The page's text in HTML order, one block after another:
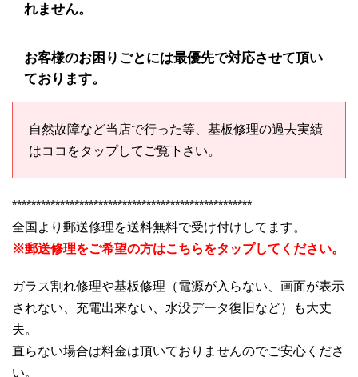
れません。
お客様のお困りごとには最優先で対応させて頂い
ております。
自然故障など当店で行った等、基板修理の過去実績
はココをタップしてご覧下さい。
**************************************************
全国より郵送修理を送料無料で受け付けしてます。
※郵送修理をご希望の方はこちらをタップしてください。
ガラス割れ修理や基板修理（電源が入らない、画面が表示
されない、充電出来ない、水没データ復旧など）も大丈
夫。
直らない場合は料金は頂いておりませんのでご安心くださ
い。